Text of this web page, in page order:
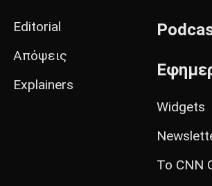
Editorial
Απόψεις
Explainers
Widgets
Το CNN